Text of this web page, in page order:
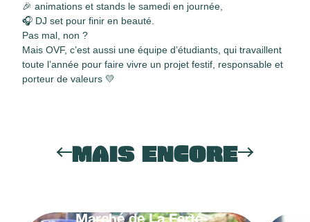
🎉 animations et stands le samedi en journée,
🎧 DJ set pour finir en beauté.
Pas mal, non ?
Mais OVF, c’est aussi une équipe d’étudiants, qui travaillent
toute l’année pour faire vivre un projet festif, responsable et
porteur de valeurs 💛
MAIS ENCORE
Marché de La Ferté-